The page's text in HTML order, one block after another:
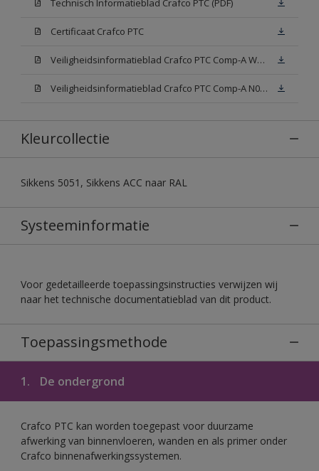
Technisch Informatieblad Crafco PTC (PDF)
Certificaat Crafco PTC
Veiligheidsinformatieblad Crafco PTC Comp-A W05 (MSDS)
Veiligheidsinformatieblad Crafco PTC Comp-A N00 (MSDS)
Kleurcollectie
Sikkens 5051, Sikkens ACC naar RAL
Systeeminformatie
Voor gedetailleerde toepassingsinstructies verwijzen wij
naar het technische documentatieblad van dit product.
Toepassingsmethode
1. De ondergrond
Crafco PTC kan worden toegepast voor duurzame
afwerking van binnenvloeren, wanden en als primer onder
Crafco binnenafwerkingssystemen.